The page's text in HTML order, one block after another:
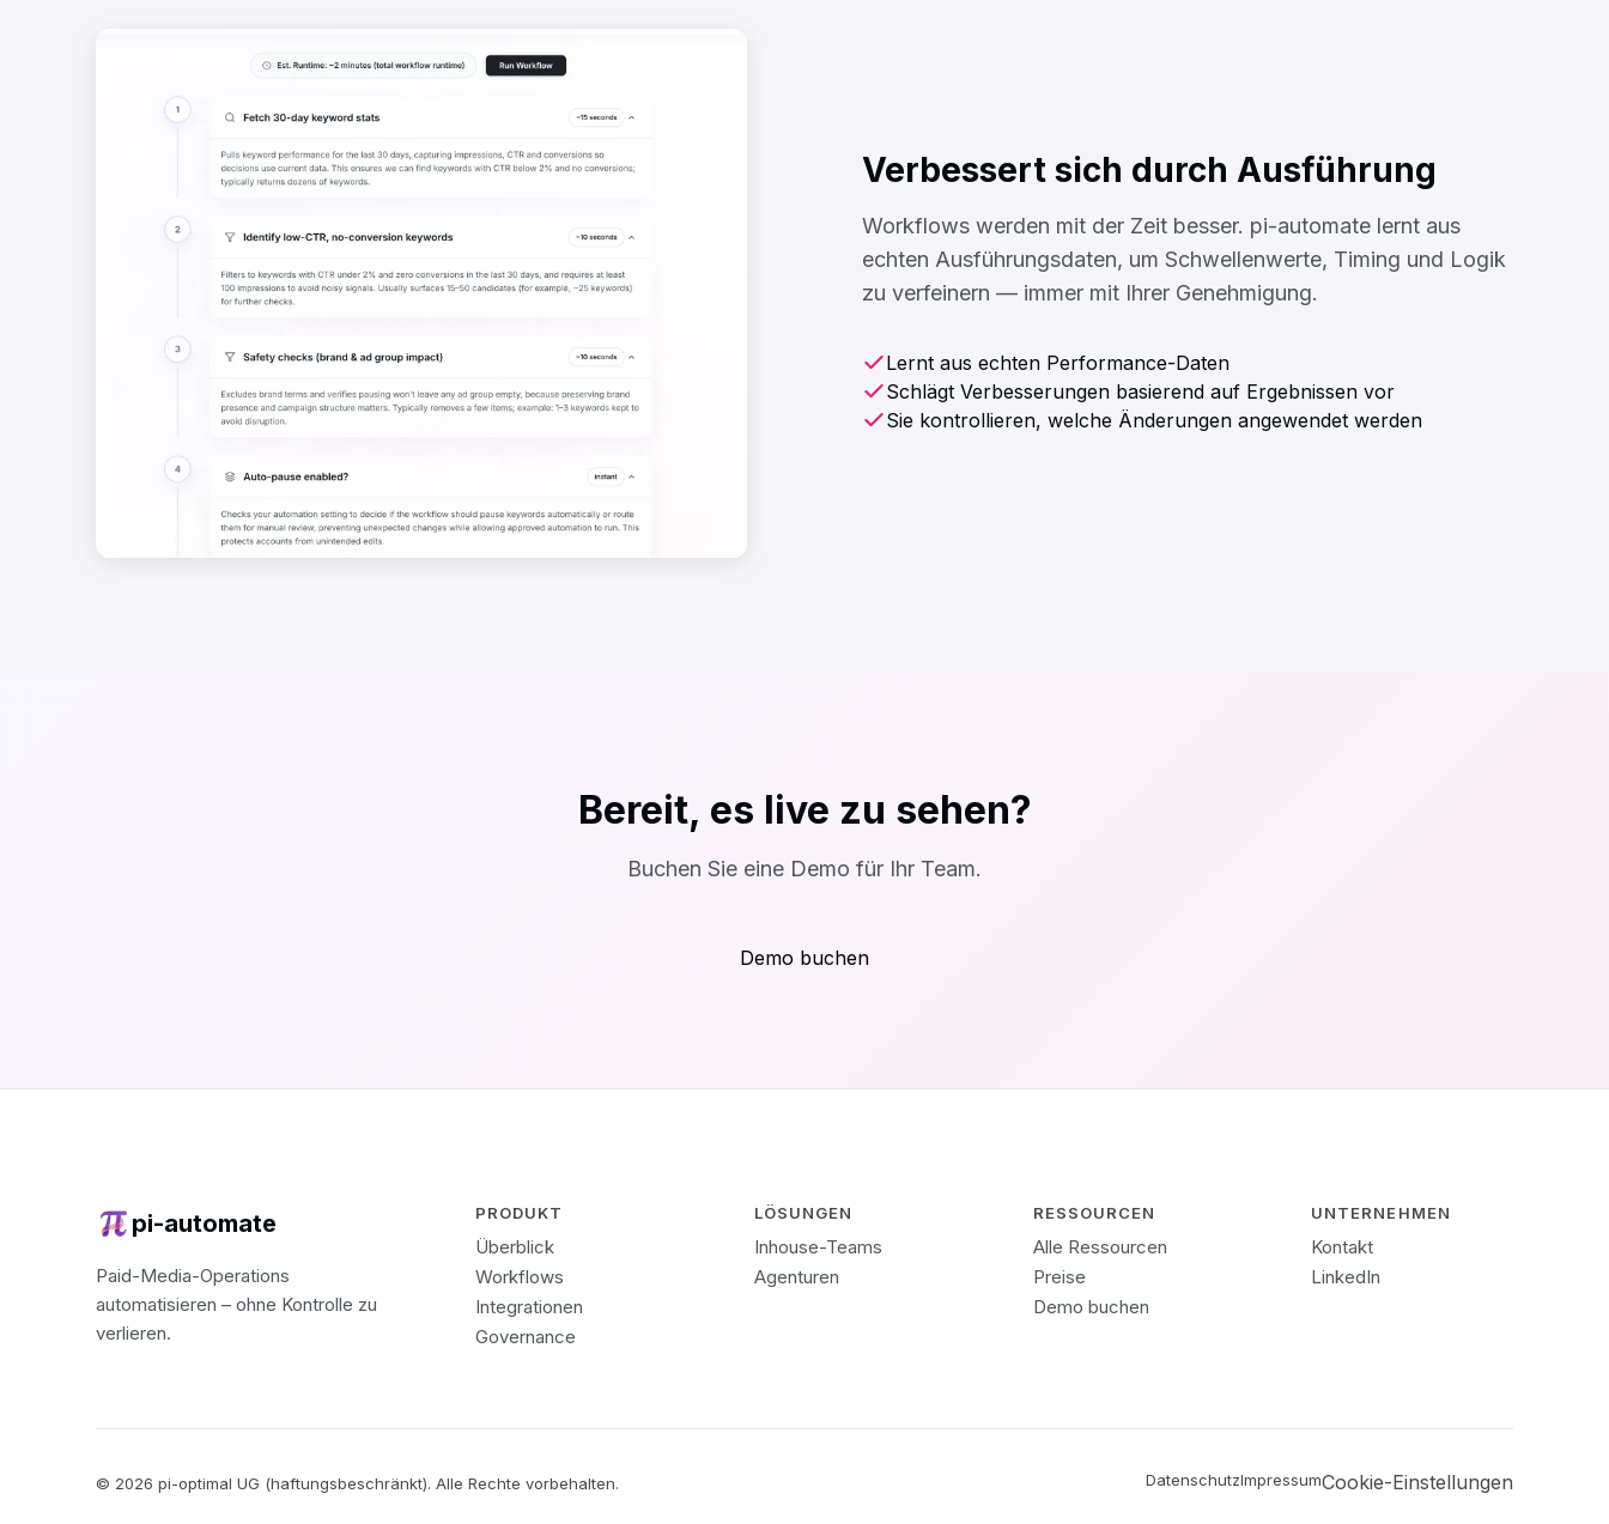
Verbessert sich durch Ausführung
Workflows werden mit der Zeit besser. pi-automate lernt aus
echten Ausführungsdaten, um Schwellenwerte, Timing und Logik
zu verfeinern — immer mit Ihrer Genehmigung.
Lernt aus echten Performance-Daten
Schlägt Verbesserungen basierend auf Ergebnissen vor
Sie kontrollieren, welche Änderungen angewendet werden
Bereit, es live zu sehen?
Buchen Sie eine Demo für Ihr Team.
Demo buchen
pi-automate
Paid-Media-Operations
automatisieren – ohne Kontrolle zu
verlieren.
PRODUKT
Überblick
Workflows
Integrationen
Governance
LÖSUNGEN
Inhouse-Teams
Agenturen
RESSOURCEN
Alle Ressourcen
Preise
Demo buchen
UNTERNEHMEN
Kontakt
LinkedIn
© 2026 pi-optimal UG (haftungsbeschränkt). Alle Rechte vorbehalten. DatenschutzImpressumCookie-Einstellungen